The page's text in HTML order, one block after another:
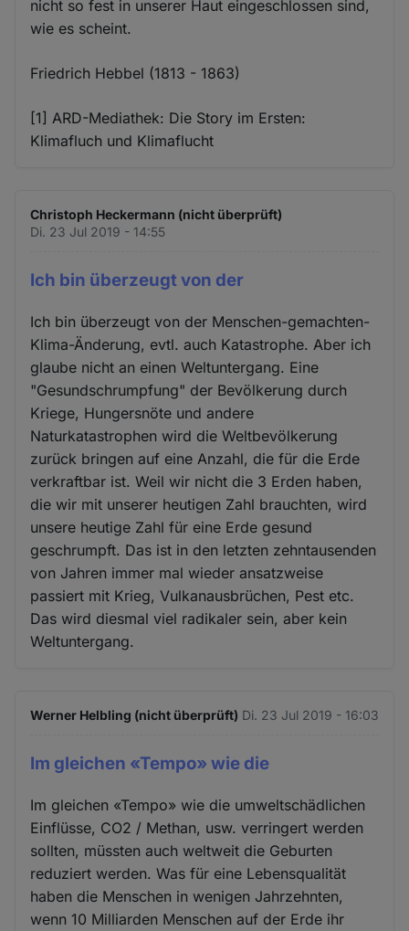
nicht so fest in unserer Haut eingeschlossen sind,
wie es scheint.
Friedrich Hebbel (1813 - 1863)
[1] ARD-Mediathek: Die Story im Ersten:
Klimafluch und Klimaflucht
Christoph Heckermann (nicht überprüft)
Di. 23 Jul 2019 - 14:55
Ich bin überzeugt von der
Ich bin überzeugt von der Menschen-gemachten-
Klima-Änderung, evtl. auch Katastrophe. Aber ich
glaube nicht an einen Weltuntergang. Eine
"Gesundschrumpfung" der Bevölkerung durch
Kriege, Hungersnöte und andere
Naturkatastrophen wird die Weltbevölkerung
zurück bringen auf eine Anzahl, die für die Erde
verkraftbar ist. Weil wir nicht die 3 Erden haben,
die wir mit unserer heutigen Zahl brauchten, wird
unsere heutige Zahl für eine Erde gesund
geschrumpft. Das ist in den letzten zehntausenden
von Jahren immer mal wieder ansatzweise
passiert mit Krieg, Vulkanausbrüchen, Pest etc.
Das wird diesmal viel radikaler sein, aber kein
Weltuntergang.
Werner Helbling (nicht überprüft) Di. 23 Jul 2019 - 16:03
Im gleichen «Tempo» wie die
Im gleichen «Tempo» wie die umweltschädlichen
Einflüsse, CO2 / Methan, usw. verringert werden
sollten, müssten auch weltweit die Geburten
reduziert werden. Was für eine Lebensqualität
haben die Menschen in wenigen Jahrzehnten,
wenn 10 Milliarden Menschen auf der Erde ihr